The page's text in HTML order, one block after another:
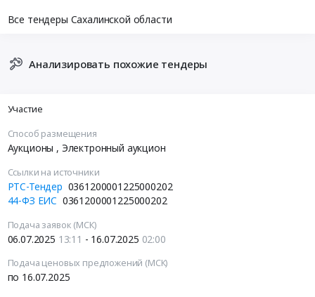
Все тендеры Сахалинской области
Анализировать похожие тендеры
Участие
Способ размещения
Аукционы , Электронный аукцион
Ссылки на источники
РТС-Тендер 0361200001225000202
44-ФЗ ЕИС 0361200001225000202
Подача заявок (МСК)
06.07.2025 13:11 - 16.07.2025 02:00
Подача ценовых предложений (МСК)
по 16.07.2025